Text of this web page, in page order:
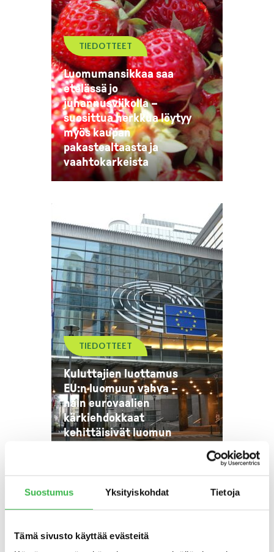
Suostumus Yksityiskohdat Tietoja
Tämä sivusto käyttää evästeitä
TIEDOTTEET
Luomumansikkaa saa
etelässä jo
juhannusviikolla –
suosittua herkkua löytyy
myös kaupan
pakastealtaasta ja
vaahtokarkeista
TIEDOTTEET
Kuluttajien luottamus
EU:n luomuun vahva –
näin eurovaalien
kärkiehdokkaat
kehittäisivät luomun